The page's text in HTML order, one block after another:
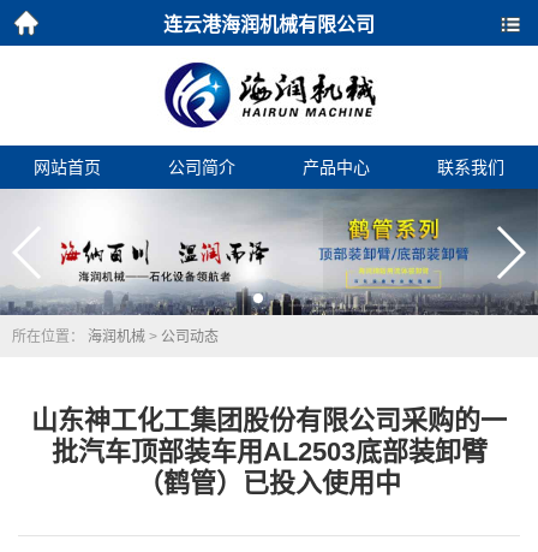
连云港海润机械有限公司
网站首页 公司简介 产品中心 联系我们
所在位置： 海润机械 > 公司动态
山东神工化工集团股份有限公司采购的一
批汽车顶部装车用AL2503底部装卸臂
（鹤管）已投入使用中